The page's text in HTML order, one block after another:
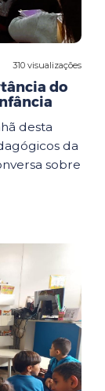
310 visualizações
do
desta
da
sobre